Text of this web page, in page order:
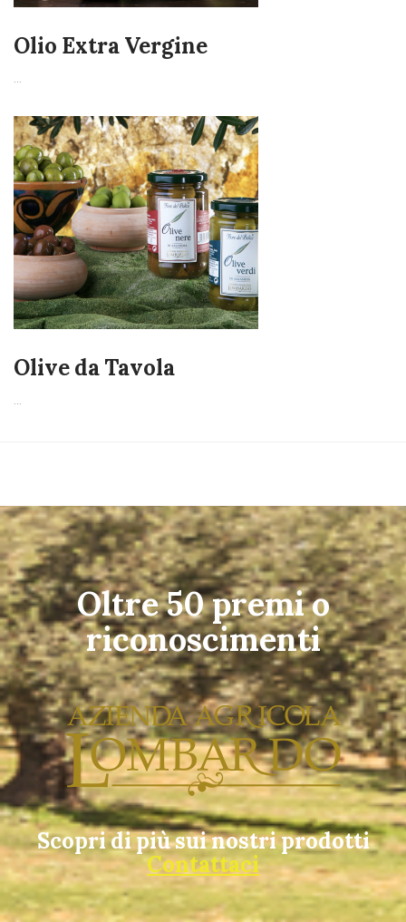
Olio Extra Vergine
Olive da Tavola
Oltre 50 premi o
riconoscimenti
Scopri di più sui nostri prodotti
Contattaci